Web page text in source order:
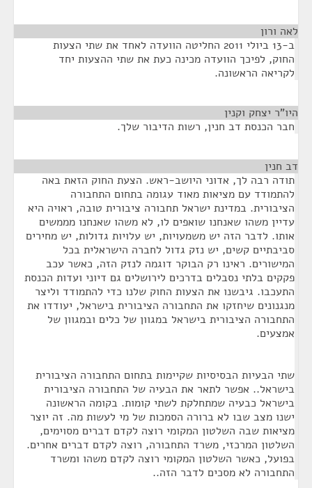
לאה ורון
ב-13 ביולי 2011 החליטה הוועדה לאחד את שתי הצעות
החוק, לפיכך הוועדה מכינה כעת את שתי ההצעות יחד
לקריאה הראשונה.
היו"ר יצחק וקנין
חבר הכנסת דב חנין, רשות הדיבור שלך.
דב חנין
תודה רבה לך, אדוני היושב-ראש. הצעת החוק הזאת באה
להתמודד עם מציאות מאוד עגומה בתחום התחבורה
הציבורית. במדינת ישראל תחבורה ציבורית טובה, ראויה היא
עדיין משהו שאנחנו שואפים לו, לא משהו שאנחנו מממשים
אותו. לדבר הזה יש משמעויות, יש עלויות גדולות, יש מחירים
סביבתיים קשים, יש נזק גדול לחברה הישראלית בכל
המישורים. ראינו רק הבוקר דוגמה לנזק הזה, כאשר עכב
פקקים בלתי נסבלים בדרכים לירושלים גם דיוני ועדות הכנסת
התעכבו. גיבשנו את הצעות החוק שלנו כדי להתמודד וליצר
מנגנונים שיחזקו את התחבורה הציבורית בישראל, יעודדו את
התחבורה הציבורית בישראל במגוון של כלים ובמגוון של
אמצעים.
שתי הבעיות הבסיסיות שקיימות בתחום התחבורה הציבורית
בישראל.. אפשר לתאר את הבעיה של התחבורה הציבורית
בישראל כבעיה שמתחלקת לשתי קומות. בקומה הראשונה
ישנו מצב שבו לא ברורה הסמכות של מי לעשות מה. זה יוצר
מציאות שבה השלטון המקומי רוצה לקדם דברים מסוימים,
השלטון המרכזי, משרד התחבורה, רוצה לקדם דברים אחרים.
בפועל, כאשר השלטון המקומי רוצה לקדם משהו ומשרד
התחבורה לא מסכים לדבר הזה..